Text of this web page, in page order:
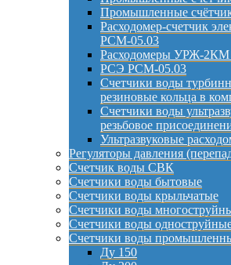
Промышленные
Расходомер-счетчик
РСМ-05.03
Расходомеры УРЖ-2КМ
РСЭ РСМ-05.03
Счетчики воды
резиновые кольца в
Счетчики воды
резьбовое
Ультразвуковые
Регуляторы давления
Счетчик воды СВК
Счетчики воды бытовые
Счетчики воды крыльчатые
Счетчики воды
Счетчики воды
Счетчики воды
Ду 150